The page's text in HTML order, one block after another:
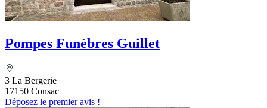
Pompes Funèbres Guillet
3 La Bergerie
17150 Consac
Déposez le premier avis !